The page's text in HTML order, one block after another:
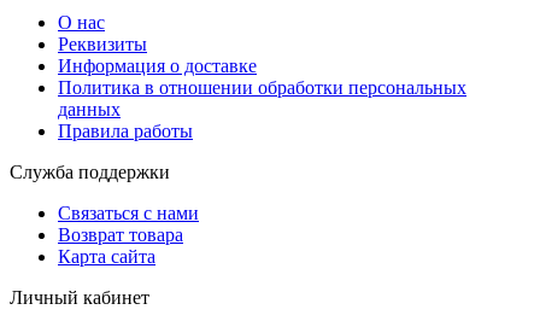
О нас
Реквизиты
Информация о доставке
Политика в отношении обработки персональных
данных
Правила работы
Служба поддержки
Связаться с нами
Возврат товара
Карта сайта
Личный кабинет